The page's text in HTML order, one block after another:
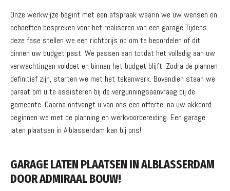
Onze werkwijze begint met een afspraak waarin we uw wensen en
behoeften bespreken voor het realiseren van een garage Tijdens
deze fase stellen we een richtprijs op om te beoordelen of dit
binnen uw budget past. We passen aan totdat het volledig aan uw
verwachtingen voldoet en binnen het budget blijft. Zodra de plannen
definitief zijn, starten we met het tekenwerk. Bovendien staan we
paraat om u te assisteren bij de vergunningsaanvraag bij de
gemeente. Daarna ontvangt u van ons een offerte; na uw akkoord
beginnen we met de planning en werkvoorbereiding. Een garage
laten plaatsen in Alblasserdam kan bij ons!
GARAGE LATEN PLAATSEN IN ALBLASSERDAM
DOOR ADMIRAAL BOUW!